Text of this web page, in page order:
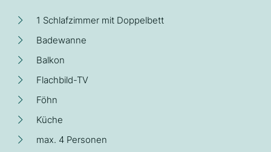
1 Schlafzimmer mit Doppelbett
Badewanne
Balkon
Flachbild-TV
Föhn
Küche
max. 4 Personen